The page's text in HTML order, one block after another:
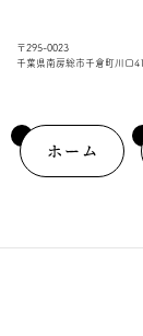
〒295-0023
千葉県南房総市千倉町川口
ホーム